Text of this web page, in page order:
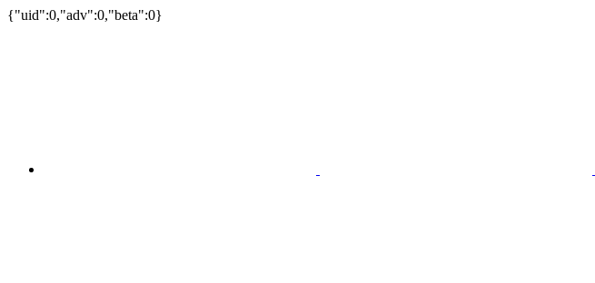
{"uid":0,"adv":0,"beta":0}